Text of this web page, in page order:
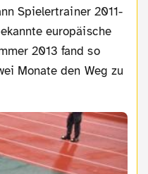
Spielertrainer 2011-
europäische
2013 fand so
Monate den Weg zu